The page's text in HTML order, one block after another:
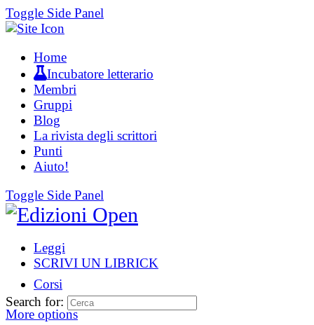
Toggle Side Panel
Home
Incubatore letterario
Membri
Gruppi
Blog
La rivista degli scrittori
Punti
Aiuto!
Toggle Side Panel
Leggi
SCRIVI UN LIBRICK
Corsi
More options
Search for: